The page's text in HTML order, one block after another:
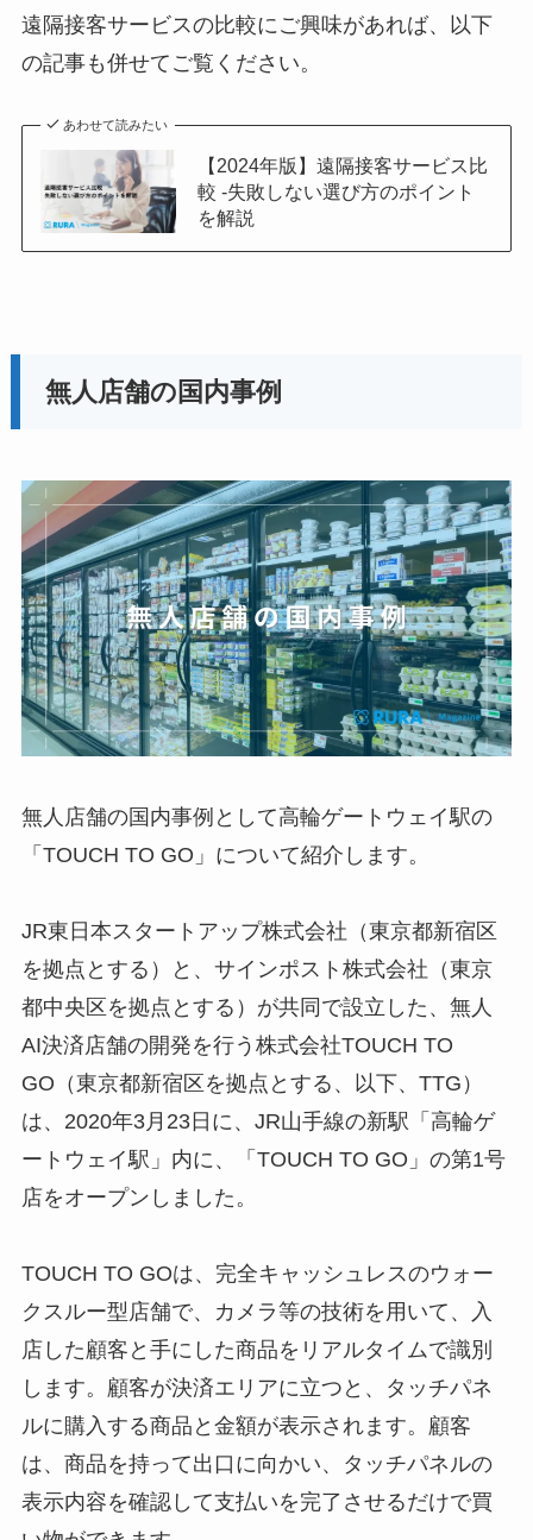
遠隔接客サービスの比較にご興味があれば、以下
の記事も併せてご覧ください。
あわせて読みたい
【2024年版】遠隔接客サービス比
較 -失敗しない選び方のポイント
を解説
無人店舗の国内事例
無人店舗の国内事例として高輪ゲートウェイ駅の
「TOUCH TO GO」について紹介します。
JR東日本スタートアップ株式会社（東京都新宿区
を拠点とする）と、サインポスト株式会社（東京
都中央区を拠点とする）が共同で設立した、無人
AI決済店舗の開発を行う株式会社TOUCH TO
GO（東京都新宿区を拠点とする、以下、TTG）
は、2020年3月23日に、JR山手線の新駅「高輪ゲ
ートウェイ駅」内に、「TOUCH TO GO」の第1号
店をオープンしました。
TOUCH TO GOは、完全キャッシュレスのウォー
クスルー型店舗で、カメラ等の技術を用いて、入
店した顧客と手にした商品をリアルタイムで識別
します。顧客が決済エリアに立つと、タッチパネ
ルに購入する商品と金額が表示されます。顧客
は、商品を持って出口に向かい、タッチパネルの
表示内容を確認して支払いを完了させるだけで買